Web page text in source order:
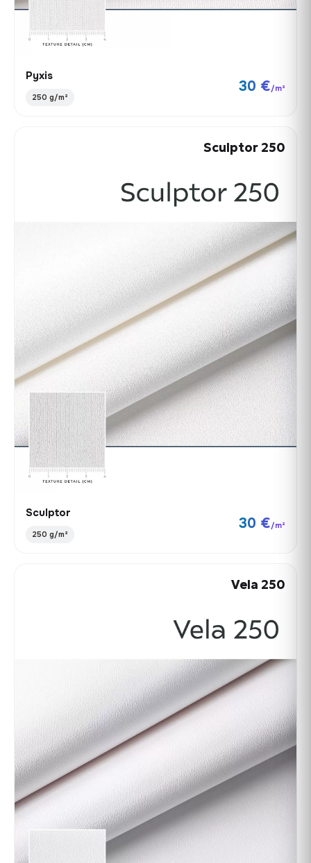
Pyxis
250 g/m²
30 €/m²
Sculptor 250
Sculptor
250 g/m²
30 €/m²
Vela 250